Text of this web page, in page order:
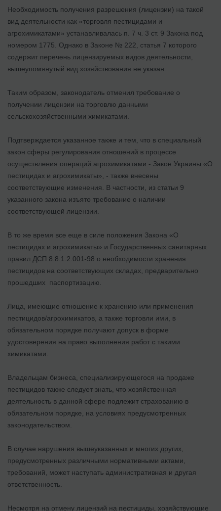
Необходимость получения разрешения (лицензии) на такой
вид деятельности как «торговля пестицидами и
агрохимикатами» устанавливалась п. 7 ч. 3 ст. 9 Закона под
номером 1775. Однако в Законе № 222, статья 7 которого
содержит перечень лицензируемых видов деятельности,
вышеупомянутый вид хозяйствования не указан.
Таким образом, законодатель отменил требование о
получении лицензии на торговлю данными
сельскохозяйственными химикатами.
Подтверждается указанное также и тем, что в специальный
закон сферы регулирования отношений в процессе
осуществления операций агрохимикатами - Закон Украины «О
пестицидах и агрохимикаты», - также внесены
соответствующие изменения. В частности, из статьи 9
указанного закона изъято требование о наличии
соответствующей лицензии.
В то же время все еще в силе положения Закона «О
пестицидах и агрохимикаты» и Государственных санитарных
правил ДСП 8.8.1.2.001-98 о необходимости хранения
пестицидов на соответствующих складах, предварительно
прошедших паспортизацию.
Лица, имеющие отношение к хранению или применения
пестицидов/агрохимикатов, а также торговли ими, в
обязательном порядке получают допуск в форме
удостоверения на право выполнения работ с такими
химикатами.
Владельцам бизнеса, специализирующегося на продаже
пестицидов также следует знать, что хозяйственная
деятельность в данной сфере подлежит страхованию в
обязательном порядке, на условиях предусмотренных
законодательством.
В случае нарушения вышеуказанных и многих других,
предусмотренных различными нормативными актами,
требований, может наступать административная и другая
ответственность.
Несмотря на отмену лицензий на пестициды, хозяйствующие